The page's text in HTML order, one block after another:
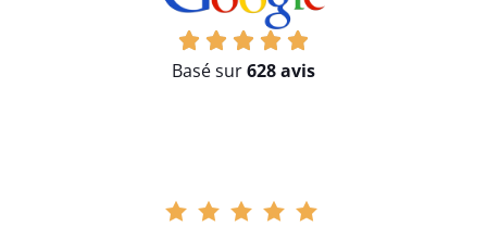
Basé sur628 avis